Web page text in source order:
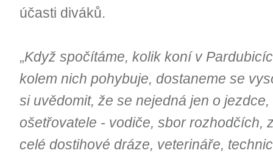
účasti diváků.
„Když spočítáme, kolik koní v
kolem nich pohybuje, dostaneme se
si uvědomit, že se nejedná jen o
ošetřovatele - vodiče, sbor rozhodčích,
celé dostihové dráze, veterináře,